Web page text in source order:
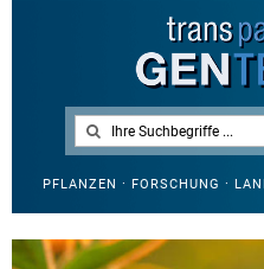
PFLANZEN · FORSCHUNG ·